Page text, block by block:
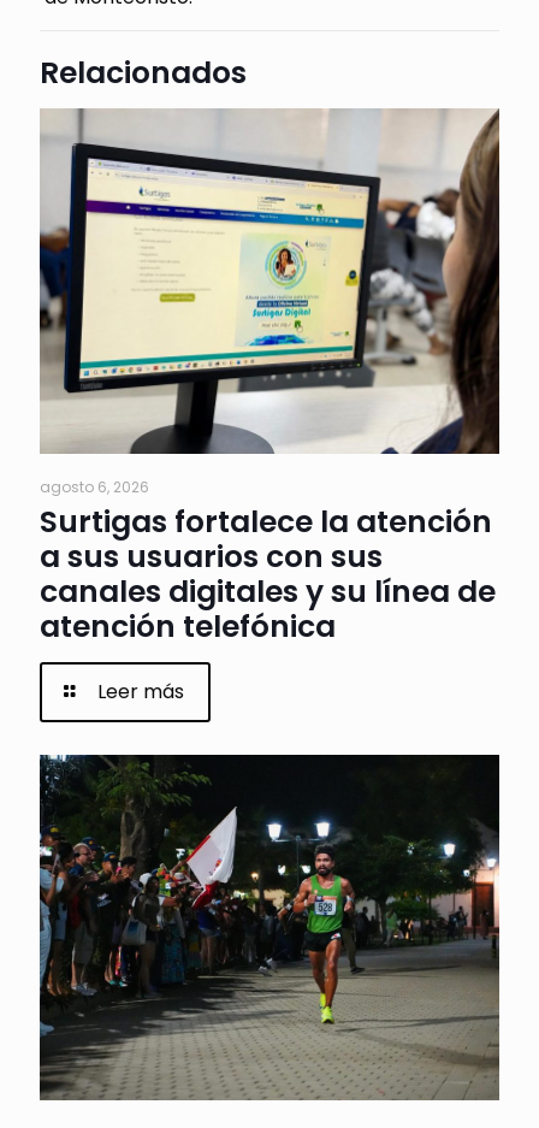
Relacionados
agosto 6, 2026
Surtigas fortalece la atención
a sus usuarios con sus
canales digitales y su línea de
atención telefónica
Leer más